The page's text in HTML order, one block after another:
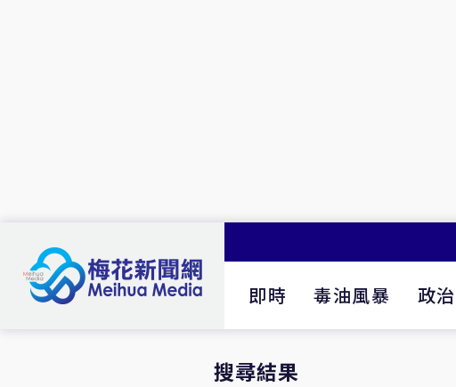
即時 毒油風暴 政治
搜尋結果